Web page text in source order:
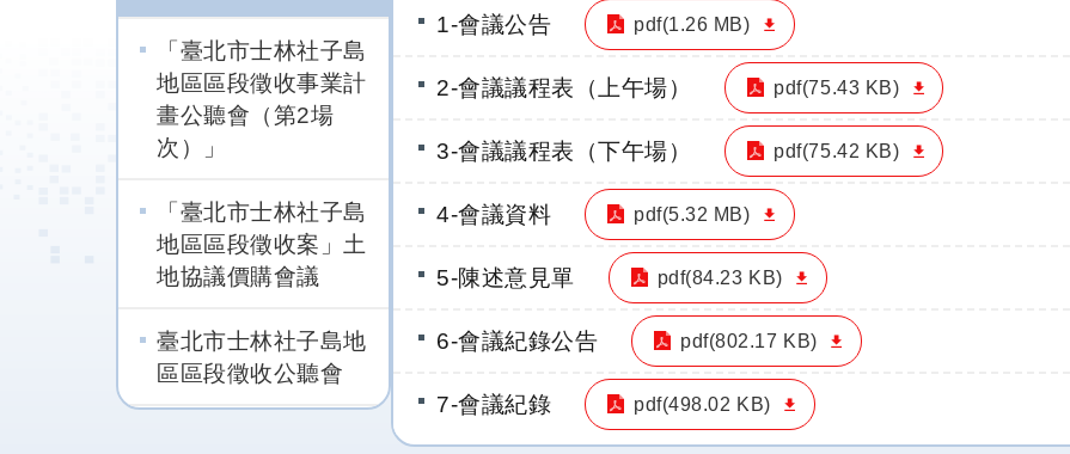
「臺北市士林社子島
地區區段徵收事業計
畫公聽會（第2場
次）」
「臺北市士林社子島
地區區段徵收案」土
地協議價購會議
臺北市士林社子島地
區區段徵收公聽會
1-會議公告 pdf(1.26 MB)
2-會議議程表（上午場） pdf(75.43 KB)
3-會議議程表（下午場） pdf(75.42 KB)
4-會議資料 pdf(5.32 MB)
5-陳述意見單 pdf(84.23 KB)
6-會議紀錄公告 pdf(802.17 KB)
7-會議紀錄 pdf(498.02 KB)